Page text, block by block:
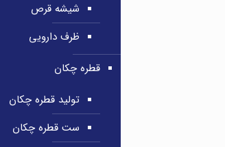
شیشه قرص
ظرف دارویی
قطره چکان
تولید قطره چکان
ست قطره چکان